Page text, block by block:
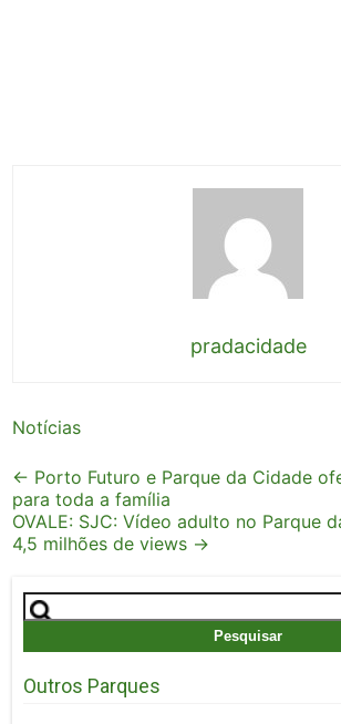
pradacidade
Notícias
Post
navigation
← Porto Futuro e Parque da Cidade
para toda a família
OVALE: SJC: Vídeo adulto no Parque
4,5 milhões de views →
Pesquisar
por:
Outros Parques